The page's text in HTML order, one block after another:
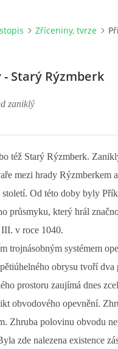
Zříceniny, tvrze
- Starý Rýzmberk
zaniklý
též Starý Rýzmberk.
mezi hrady Rýzmberkem
století. Od této doby byly
průsmyku, který hrál
v roce 1040.
trojnásobným systémem
obrysu tvoří
prostoru zaujímá dnes
obvodového opevnění.
Zhruba polovinu obvodu
zde nalezena existence